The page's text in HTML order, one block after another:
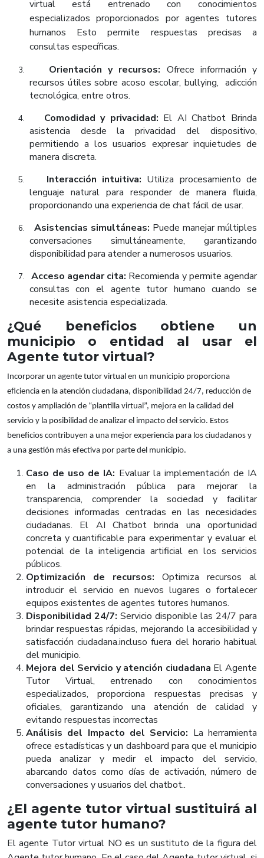
virtual está entrenado con conocimientos
especializados proporcionados por agentes tutores
humanos Esto permite respuestas precisas a
consultas específicas.
3. Orientación y recursos: Ofrece información y
recursos útiles sobre acoso escolar, bullying, adicción
tecnológica, entre otros.
4. Comodidad y privacidad: El AI Chatbot Brinda
asistencia desde la privacidad del dispositivo,
permitiendo a los usuarios expresar inquietudes de
manera discreta.
5. Interacción intuitiva: Utiliza procesamiento de
lenguaje natural para responder de manera fluida,
proporcionando una experiencia de chat fácil de usar.
6. Asistencias simultáneas: Puede manejar múltiples
conversaciones simultáneamente, garantizando
disponibilidad para atender a numerosos usuarios.
7. Acceso agendar cita: Recomienda y permite agendar
consultas con el agente tutor humano cuando se
necesite asistencia especializada.
¿Qué beneficios obtiene un
municipio o entidad al usar el
Agente tutor virtual?
Incorporar un agente tutor virtual en un municipio proporciona
eficiencia en la atención ciudadana, disponibilidad 24/7, reducción de
costos y ampliación de “plantilla virtual”, mejora en la calidad del
servicio y la posibilidad de analizar el impacto del servicio. Estos
beneficios contribuyen a una mejor experiencia para los ciudadanos y
a una gestión más efectiva por parte del municipio.
Caso de uso de IA: Evaluar la implementación de IA
en la administración pública para mejorar la
transparencia, comprender la sociedad y facilitar
decisiones informadas centradas en las necesidades
ciudadanas. El AI Chatbot brinda una oportunidad
concreta y cuantificable para experimentar y evaluar el
potencial de la inteligencia artificial en los servicios
públicos.
Optimización de recursos: Optimiza recursos al
introducir el servicio en nuevos lugares o fortalecer
equipos existentes de agentes tutores humanos.
Disponibilidad 24/7: Servicio disponible las 24/7 para
brindar respuestas rápidas, mejorando la accesibilidad y
satisfacción ciudadana.incluso fuera del horario habitual
del municipio.
Mejora del Servicio y atención ciudadana El Agente
Tutor Virtual, entrenado con conocimientos
especializados, proporciona respuestas precisas y
oficiales, garantizando una atención de calidad y
evitando respuestas incorrectas
Análisis del Impacto del Servicio: La herramienta
ofrece estadísticas y un dashboard para que el municipio
pueda analizar y medir el impacto del servicio,
abarcando datos como días de activación, número de
conversaciones y usuarios del chatbot..
¿El agente tutor virtual sustituirá al
agente tutor humano?
El agente Tutor virtual NO es un sustituto de la figura del